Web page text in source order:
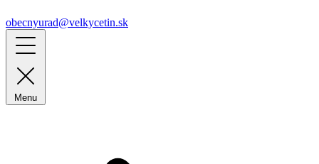
obecnyurad@velkycetin.sk
Menu